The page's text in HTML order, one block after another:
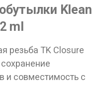
Klean
ml
резьба TK Closure
и совместимость с